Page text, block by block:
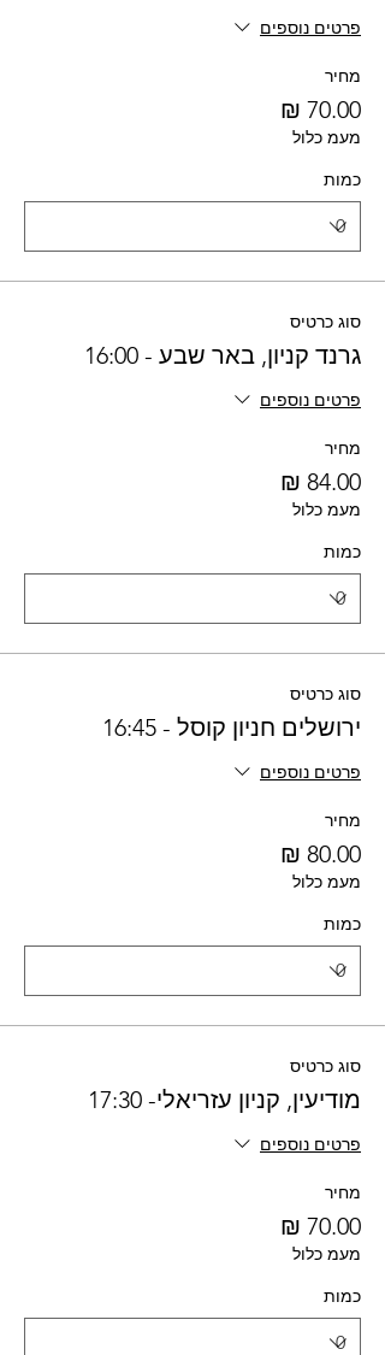
פרטים נוספים
מחיר
מעמ כלול
כמות
סוג כרטיס
גרנד קניון, באר שבע - 16:00
פרטים נוספים
מחיר
מעמ כלול
כמות
סוג כרטיס
ירושלים חניון קוסל - 16:45
פרטים נוספים
מחיר
מעמ כלול
כמות
סוג כרטיס
מודיעין, קניון עזריאלי- 17:30
פרטים נוספים
מחיר
מעמ כלול
כמות